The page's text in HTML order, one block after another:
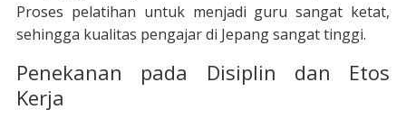
Proses pelatihan untuk menjadi guru sangat ketat,
sehingga kualitas pengajar di Jepang sangat tinggi.
Penekanan pada Disiplin dan Etos
Kerja